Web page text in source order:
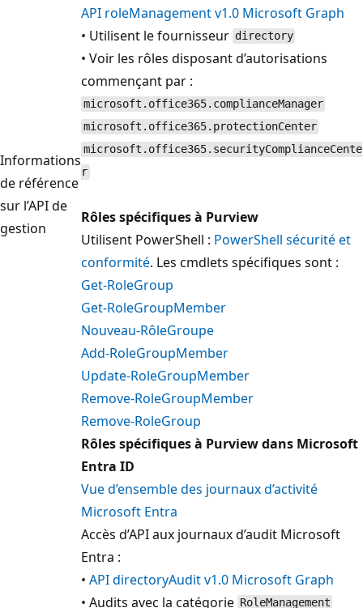
Informations
de référence
sur l’API de
gestion
API roleManagement v1.0 Microsoft Graph
• Utilisent le fournisseur directory
• Voir les rôles disposant d’autorisations
commençant par :
microsoft.office365.complianceManager
microsoft.office365.protectionCenter
microsoft.office365.securityComplianceCente
r
Rôles spécifiques à Purview
Utilisent PowerShell : PowerShell sécurité et
conformité. Les cmdlets spécifiques sont :
Get-RoleGroup
Get-RoleGroupMember
Nouveau-RôleGroupe
Add-RoleGroupMember
Update-RoleGroupMember
Remove-RoleGroupMember
Remove-RoleGroup
Rôles spécifiques à Purview dans Microsoft
Entra ID
Vue d’ensemble des journaux d’activité
Microsoft Entra
Accès d’API aux journaux d’audit Microsoft
Entra :
• API directoryAudit v1.0 Microsoft Graph
• Audits avec la catégorie RoleManagement